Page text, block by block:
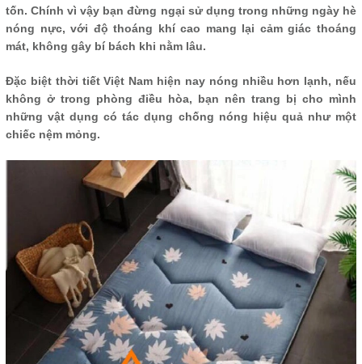
tốn. Chính vì vậy bạn đừng ngại sử dụng trong những ngày hè
nóng nực, với độ thoáng khí cao mang lại cảm giác thoáng
mát, không gây bí bách khi nằm lâu.
Đặc biệt thời tiết Việt Nam hiện nay nóng nhiều hơn lạnh, nếu
không ở trong phòng điều hòa, bạn nên trang bị cho mình
những vật dụng có tác dụng chống nóng hiệu quả như một
chiếc nệm mỏng.